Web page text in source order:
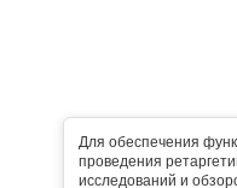
Для обеспечения
проведения
исследований и